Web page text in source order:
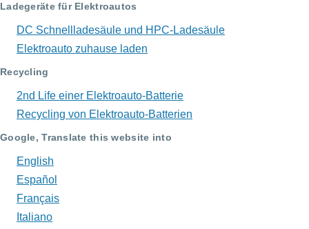
Ladegeräte für Elektroautos
DC Schnellladesäule und HPC-Ladesäule
Elektroauto zuhause laden
Recycling
2nd Life einer Elektroauto-Batterie
Recycling von Elektroauto-Batterien
Google, Translate this website into
English
Español
Français
Italiano